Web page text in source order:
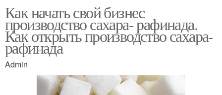
Как начать свой бизнес
производство сахара- рафинада.
Как открыть производство сахара-
рафинада
Admin